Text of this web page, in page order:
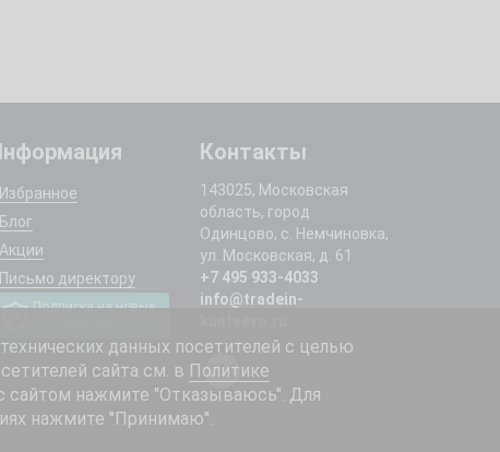
Избранное
Блог
Акции
Письмо директору
Подписка на новые
Контакты
143025, Московская
область, город
Одинцово, с. Немчиновка,
ул. Московская, д. 61
+7 495 933-4033
info@tradein-
данных посетителей с целью
сайта см. в Политике
сайтом нажмите "Отказываюсь". Для
нажмите "Принимаю".